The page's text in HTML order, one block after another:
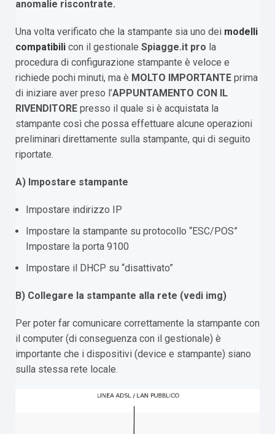
anomalie riscontrate.
Una volta verificato che la stampante sia uno dei modelli
compatibili con il gestionale Spiagge.it pro la
procedura di configurazione stampante è veloce e
richiede pochi minuti, ma è MOLTO IMPORTANTE prima
di iniziare aver preso l’APPUNTAMENTO CON IL
RIVENDITORE presso il quale si è acquistata la
stampante così che possa effettuare alcune operazioni
preliminari direttamente sulla stampante, qui di seguito
riportate.
A) Impostare stampante
Impostare indirizzo IP
Impostare la stampante su protocollo “ESC/POS”
Impostare la porta 9100
Impostare il DHCP su “disattivato”
B) Collegare la stampante alla rete (vedi img)
Per poter far comunicare correttamente la stampante con
il computer (di conseguenza con il gestionale) è
importante che i dispositivi (device e stampante) siano
sulla stessa rete locale.